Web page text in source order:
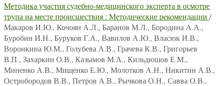
Методика участия судебно-медицинского эксперта в осмотре
трупа на месте происшествия : Методические рекомендации /
Макаров И.Ю., Кочоян А.Л., Баранов М.Л., Бородина А.А.,
Буробин И.Н., Буруков Г.А., Вавилов А.Ю., Власюк И.В.,
Воронкина Ю.М., Голубева А.В., Грачева К.В., Григорьев
В.П., Захаркин О.В., Казымов М.А., Кильдюшов Е.М.,
Миненко А.В., Мищенко Е.Ю., Молотков А.Н., Никитин А.В.,
Остробородов В.В., Петров А.В., Рычкова О.Н., Савва О.В.,